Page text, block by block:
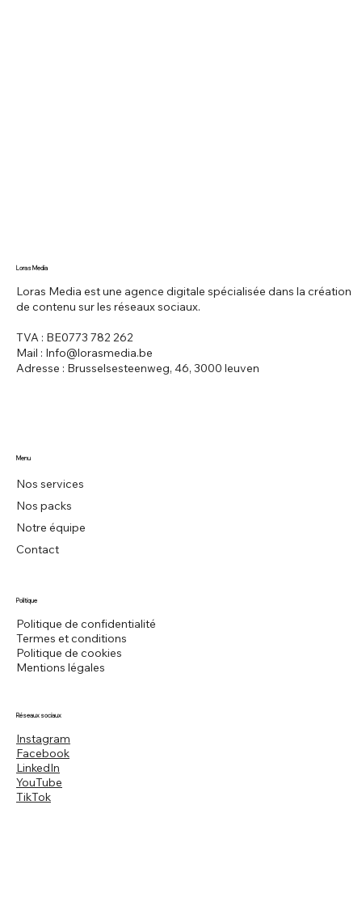
Instagram
Facebook
LinkedIn
YouTube
TikTok
Réseaux sociaux
Politique de confidentialité
Termes et conditions
Politique de cookies
Mentions légales
Politique
Nos services
Nos packs
Notre équipe
Contact
Menu
Loras Media est une agence digitale spécialisée dans la création
de contenu sur les réseaux sociaux.
TVA : BE0773 782 262
Mail : Info@lorasmedia.be
Adresse : Brusselsesteenweg, 46, 3000 leuven
Loras Media